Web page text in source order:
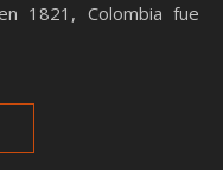
1821, Colombia fue